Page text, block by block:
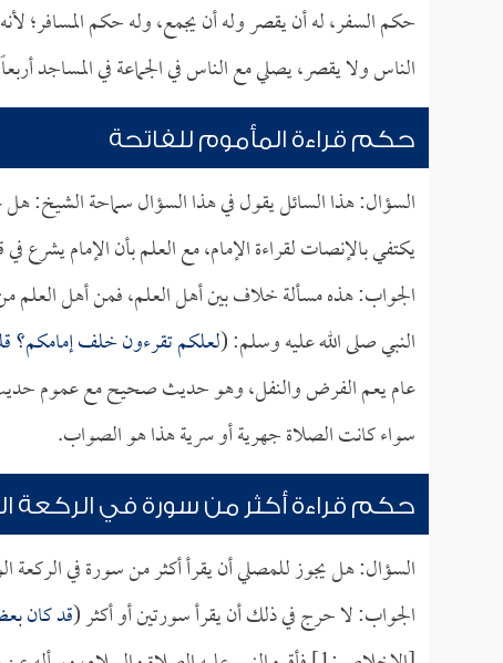
حكم السفر، له أن يقصر وله أن يجمع، وله حكم المسافر؛
الناس ولا يقصر، يصلي مع الناس في الجماعة في المساجد
حكم قراءة المأموم للفاتحة
السؤال: هذا السائل يقول في هذا السؤال سماحة الشيخ: هل
يكتفي بالإنصات لقراءة الإمام، مع العلم بأن الإمام يشرع في
الجواب: هذه مسألة خلاف بين أهل العلم، فمن أهل العلم
النبي صلى الله عليه وسلم: (لعلكم تقرءون خلف إمامكم؟
عام يعم الفرض والنفل، وهو حديث صحيح مع عموم
سواء كانت الصلاة جهرية أو سرية هذا هو الصواب.
حكم قراءة أكثر من سورة في الركعة
السؤال: هل يجوز للمصلي أن يقرأ أكثر من سورة في
الجواب: لا حرج في ذلك أن يقرأ سورتين أو أكثر (قد كان